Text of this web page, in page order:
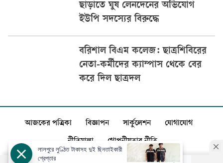
ছাড়াতে ঘুষ লেনদেনের অভিযোগ
ইউপি সদস্যের বিরুদ্ধে
বরিশাল বিএম কলেজ: ছাত্রশিবিরের
নেতা-কর্মীদের ক্যাম্পাস থেকে বের
করে দিল ছাত্রদল
আজকের পত্রিকা বিজ্ঞাপন সার্কুলেশন যোগাযোগ
নীতিমালা গোপনীয়তার নীতি
লালপুরে লুণ্ঠিত টাকাসহ দুই ছিনতাইকারী
গ্রেপ্তার